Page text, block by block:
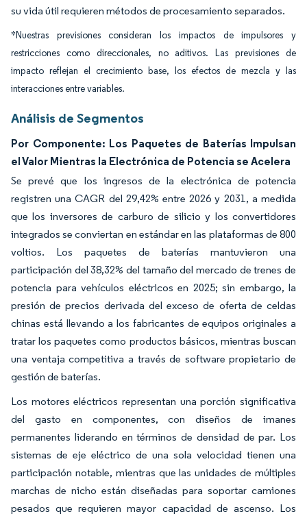
su vida útil requieren métodos de procesamiento separados.
*Nuestras previsiones consideran los impactos de impulsores y
restricciones como direccionales, no aditivos. Las previsiones de
impacto reflejan el crecimiento base, los efectos de mezcla y las
interacciones entre variables.
Análisis de Segmentos
Por Componente: Los Paquetes de Baterías Impulsan
el Valor Mientras la Electrónica de Potencia se Acelera
Se prevé que los ingresos de la electrónica de potencia
registren una CAGR del 29,42% entre 2026 y 2031, a medida
que los inversores de carburo de silicio y los convertidores
integrados se conviertan en estándar en las plataformas de 800
voltios. Los paquetes de baterías mantuvieron una
participación del 38,32% del tamaño del mercado de trenes de
potencia para vehículos eléctricos en 2025; sin embargo, la
presión de precios derivada del exceso de oferta de celdas
chinas está llevando a los fabricantes de equipos originales a
tratar los paquetes como productos básicos, mientras buscan
una ventaja competitiva a través de software propietario de
gestión de baterías.
Los motores eléctricos representan una porción significativa
del gasto en componentes, con diseños de imanes
permanentes liderando en términos de densidad de par. Los
sistemas de eje eléctrico de una sola velocidad tienen una
participación notable, mientras que las unidades de múltiples
marchas de nicho están diseñadas para soportar camiones
pesados que requieren mayor capacidad de ascenso. Los